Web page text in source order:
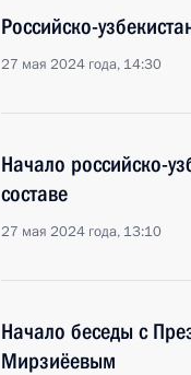
Российско-
27 мая 2024 года, 14:30
Начало российско-
составе
27 мая 2024 года, 13:10
Начало беседы с
Мирзиёевым